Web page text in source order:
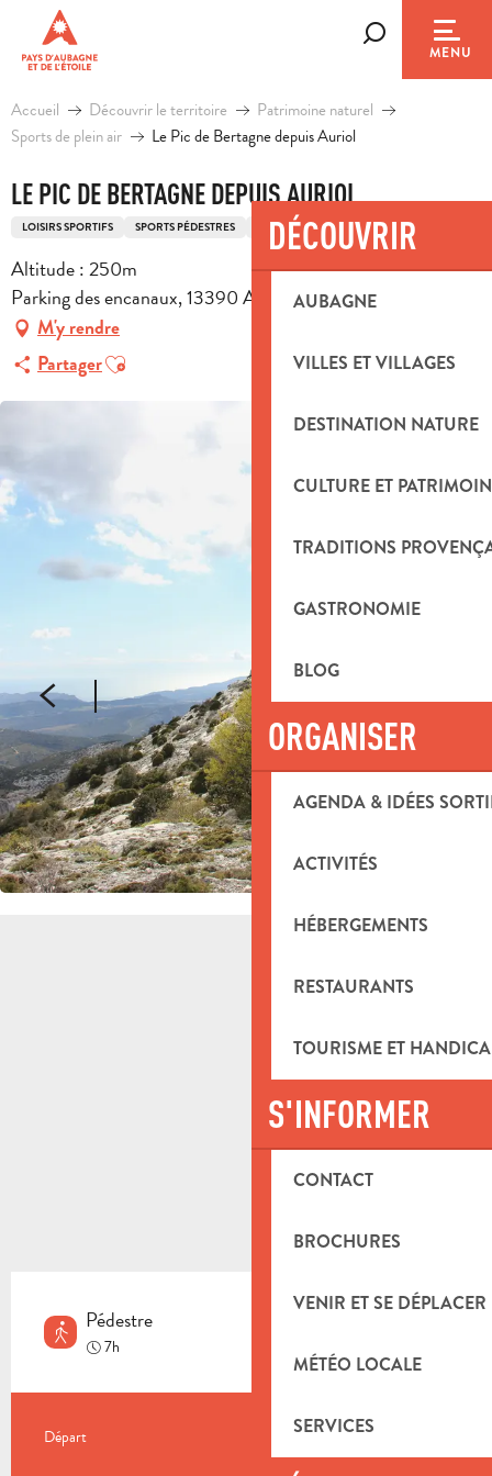
contenu
principal
MENU
DÉCOUVRIR
AUBAGNE
VILLES ET VILLAGES
DESTINATION NATURE
CULTURE ET
TRADITIONS
GASTRONOMIE
BLOG
ORGANISER
AGENDA & IDÉES
ACTIVITÉS
HÉBERGEMENTS
RESTAURANTS
TOURISME ET
S'INFORMER
CONTACT
BROCHURES
VENIR ET SE DÉPLACER
MÉTÉO LOCALE
SERVICES
Accueil Découvrir le territoire
Patrimoine naturel
Sports de plein air
Le Pic de Bertagne depuis Auriol
LE PIC DE BERTAGNE DEPUIS AURIOL
LOISIRS SPORTIFS SPORTS PÉDESTRES ITINÉRAIRE DE RANDONNÉE PÉDESTRE
Altitude : 250m
Parking des encanaux, 13390 Auriol
M'y rendre
PartagerAjouter aux favoris
Pédestre
7h
INFORMATIONS PRATIQUES
Départ